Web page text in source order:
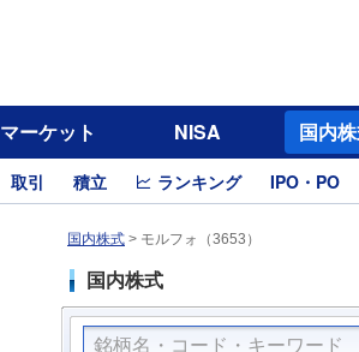
マーケット NISA 国内
取引 積立 ランキング IPO・PO
国内株式 > モルフォ（3653）
国内株式